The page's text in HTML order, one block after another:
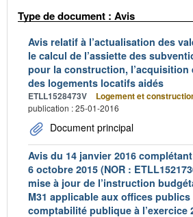
Type de document : Avis
Avis relatif à l’actualisation des
le calcul de l’assiette des
pour la construction, l’acquisition
des logements locatifs aidés
ETLL1528473V Logement et
publication : 25-01-2016
Document principal
Avis du 14 janvier 2016
6 octobre 2015 (NOR :
mise à jour de l’instruction
M31 applicable aux offices publics
comptabilité publique à l’exercice